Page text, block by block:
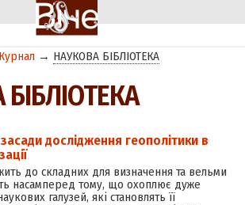
→ НАУКОВА БІБЛІОТЕКА
дослідження геополітики в
до складних для визначення та вельми
насамперед тому, що охоплює дуже
галузей, які становлять її